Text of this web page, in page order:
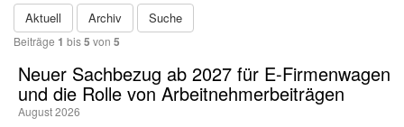
Aktuell Archiv Suche
Beiträge 1 bis5 von 5
Neuer Sachbezug ab 2027 für E-Firmenwagen
und die Rolle von Arbeitnehmer​­beiträgen
August 2026